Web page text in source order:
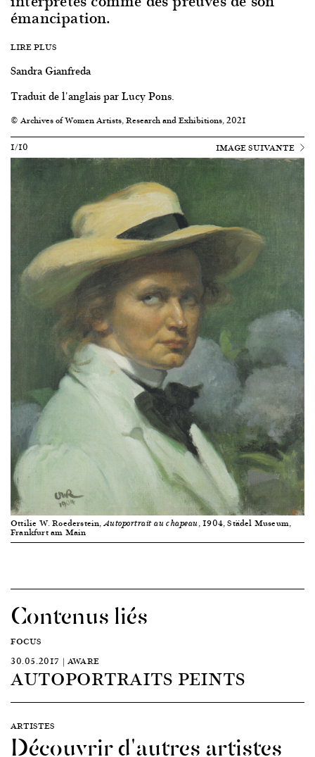
émancipation.
LIRE PLUS
Sandra Gianfreda
Traduit de l'anglais par Lucy Pons.
© Archives of Women Artists, Research and Exhibitions, 2021
1/10
IMAGE SUIVANTE
Ottilie W. Roederstein,Autoportrait au chapeau, 1904, Städel Museum,
Frankfurt am Main
Contenus liés
FOCUS
30.05.2017 | AWARE
AUTOPORTRAITS PEINTS
ARTISTES
Découvrir d'autres artistes